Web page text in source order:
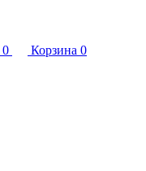
0 Корзина 0